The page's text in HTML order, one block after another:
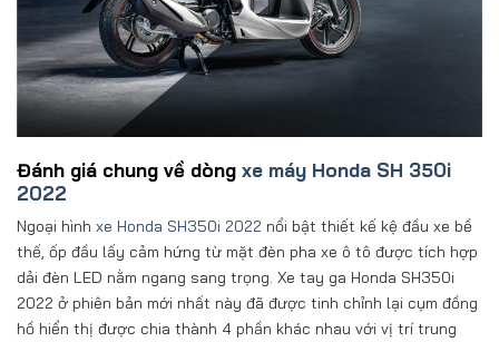
Đánh giá chung về dòng xe máy Honda SH 350i
2022
Ngoại hình xe Honda SH350i 2022 nổi bật thiết kế kệ đầu xe bề
thế, ốp đầu lấy cảm hứng từ mặt đèn pha xe ô tô được tích hợp
dải đèn LED nằm ngang sang trọng. Xe tay ga Honda SH350i
2022 ở phiên bản mới nhất này đã được tinh chỉnh lại cụm đồng
hồ hiển thị được chia thành 4 phần khác nhau với vị trí trung